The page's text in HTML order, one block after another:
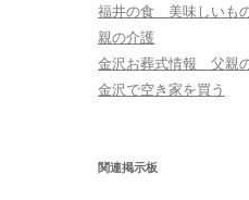
福井の食 美味しいも
親の介護
金沢お葬式情報 父親
金沢で空き家を買う
関連掲示板